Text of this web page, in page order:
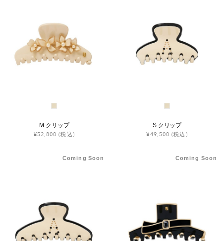
M クリップ
¥52,800 (税込)
S クリップ
¥49,500 (税込)
Coming Soon Coming Soon